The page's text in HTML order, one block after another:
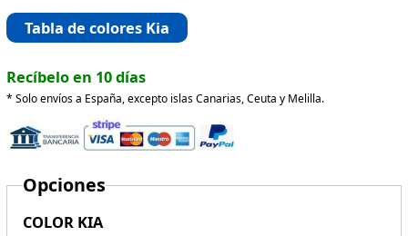
Tabla de colores Kia
Recíbelo en 10 días
* Solo envíos a España, excepto islas Canarias, Ceuta y Melilla.
Opciones
COLOR KIA